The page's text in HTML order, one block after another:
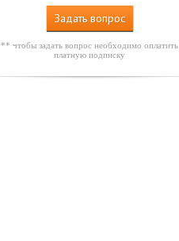
Задать вопрос
** чтобы задать вопрос необходимо оплатить
платную подписку